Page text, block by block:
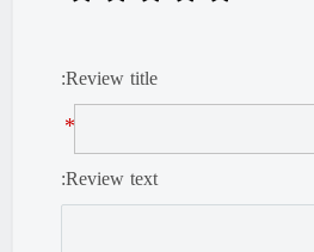
Review title:
*
Review text: